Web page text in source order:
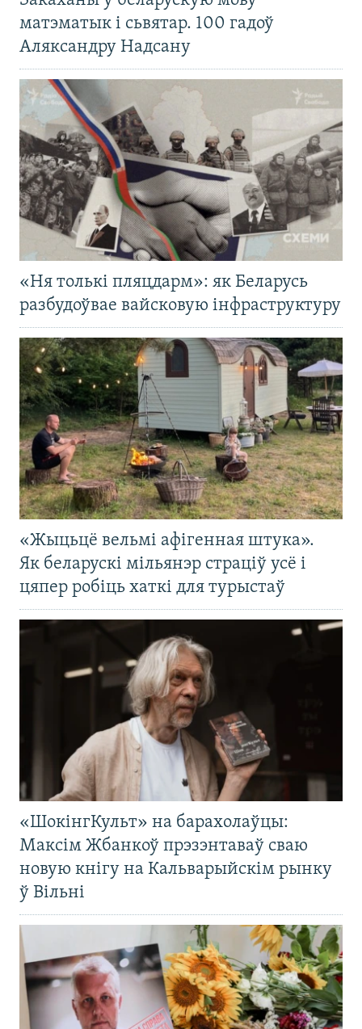
матэматык і сьвятар. 100 гадоў
Аляксандру Надсану
«Ня толькі пляцдарм»: як Беларусь
разбудоўвае вайсковую інфраструктуру
«Жыцьцё вельмі афігенная штука».
Як беларускі мільянэр страціў усё і
цяпер робіць хаткі для турыстаў
«ШокінгКульт» на барахолаўцы:
Максім Жбанкоў прэзэнтаваў сваю
новую кнігу на Кальварыйскім рынку
ў Вільні